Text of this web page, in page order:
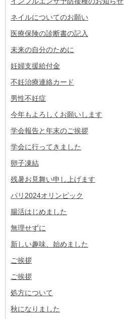
ネイルについてのお願い
医療保険の診断書の記入
未来の自分のために
妊婦支援給付金
不妊治療連絡カード
男性不妊症
今年もよろしくお願いします
学会報告と年末のご挨拶
学会に行ってきました
卵子凍結
残暑お見舞い申し上げます
パリ2024オリンピック
腸活はじめました
無理せずに
新しい趣味、始めました
ご挨拶
ご挨拶
処方について
秋になりました